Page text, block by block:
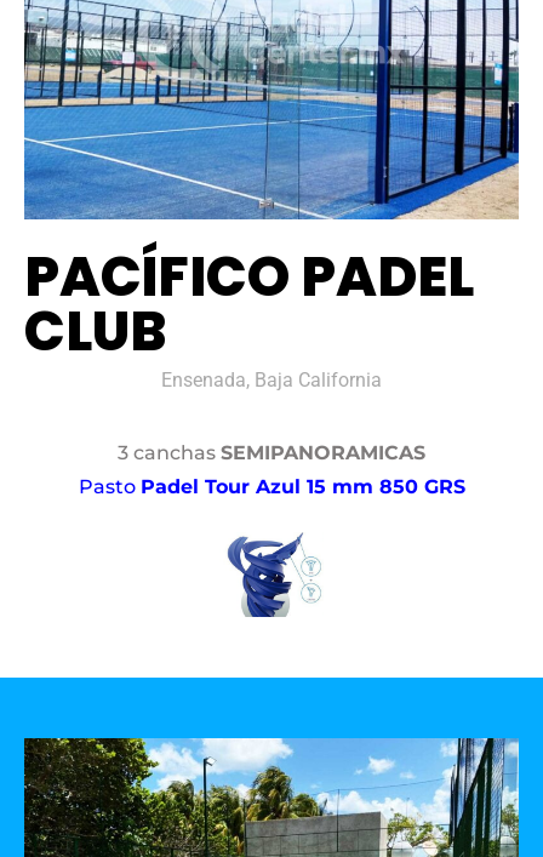
PACÍFICO PADEL
CLUB
Ensenada, Baja California
3 canchas SEMIPANORAMICAS
Pasto Padel Tour Azul 15 mm 850 GRS